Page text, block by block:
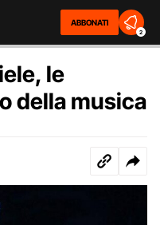
ABBONATI
2
le
della musica